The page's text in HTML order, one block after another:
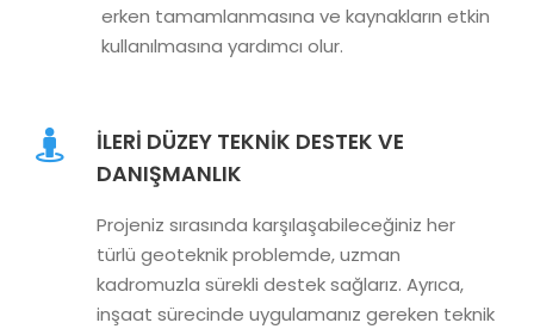
erken tamamlanmasına ve kaynakların etkin
kullanılmasına yardımcı olur.
İLERI DÜZEY TEKNIK DESTEK VE
DANIŞMANLIK
Projeniz sırasında karşılaşabileceğiniz her
türlü geoteknik problemde, uzman
kadromuzla sürekli destek sağlarız. Ayrıca,
inşaat sürecinde uygulamanız gereken teknik